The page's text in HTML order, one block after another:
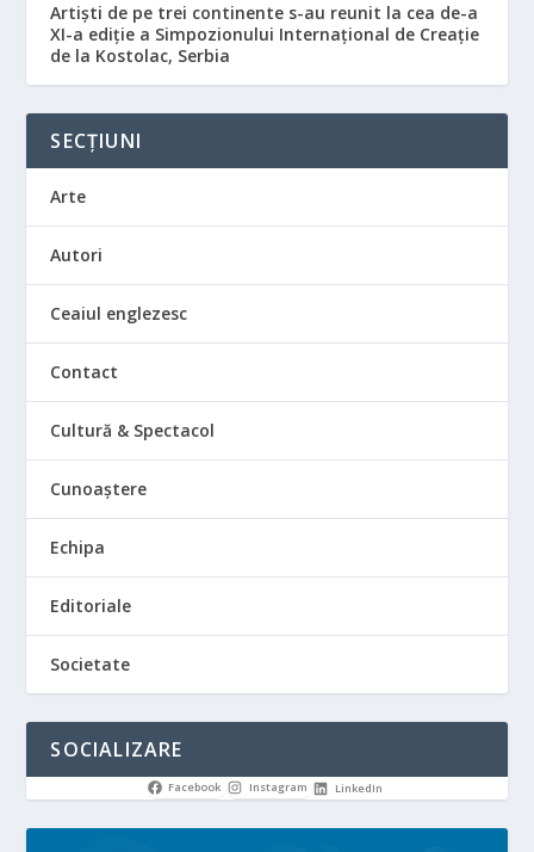
Artiști de pe trei continente s-au reunit la cea de-a
XI-a ediție a Simpozionului Internațional de Creație
de la Kostolac, Serbia
SECȚIUNI
Arte
Autori
Ceaiul englezesc
Contact
Cultură & Spectacol
Cunoaștere
Echipa
Editoriale
Societate
SOCIALIZARE
Facebook Instagram LinkedIn